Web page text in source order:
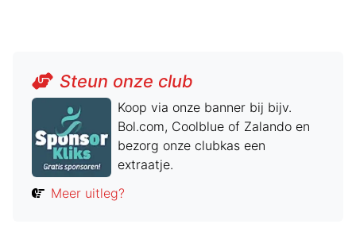
Steun onze club
Koop via onze banner bij bijv.
Bol.com, Coolblue of Zalando en
bezorg onze clubkas een
extraatje.
Meer uitleg?